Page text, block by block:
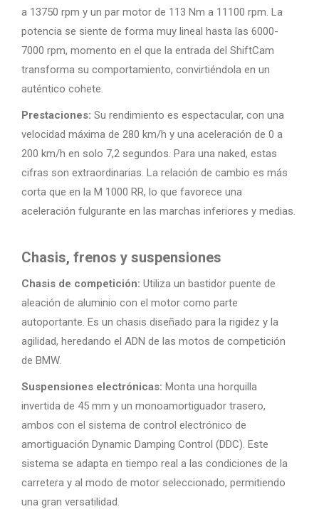
a 13750 rpm y un par motor de 113 Nm a 11100 rpm. La
potencia se siente de forma muy lineal hasta las 6000-
7000 rpm, momento en el que la entrada del ShiftCam
transforma su comportamiento, convirtiéndola en un
auténtico cohete.
Prestaciones: Su rendimiento es espectacular, con una
velocidad máxima de 280 km/h y una aceleración de 0 a
200 km/h en solo 7,2 segundos. Para una naked, estas
cifras son extraordinarias. La relación de cambio es más
corta que en la M 1000 RR, lo que favorece una
aceleración fulgurante en las marchas inferiores y medias.
Chasis, frenos y suspensiones
Chasis de competición: Utiliza un bastidor puente de
aleación de aluminio con el motor como parte
autoportante. Es un chasis diseñado para la rigidez y la
agilidad, heredando el ADN de las motos de competición
de BMW.
Suspensiones electrónicas: Monta una horquilla
invertida de 45 mm y un monoamortiguador trasero,
ambos con el sistema de control electrónico de
amortiguación Dynamic Damping Control (DDC). Este
sistema se adapta en tiempo real a las condiciones de la
carretera y al modo de motor seleccionado, permitiendo
una gran versatilidad.